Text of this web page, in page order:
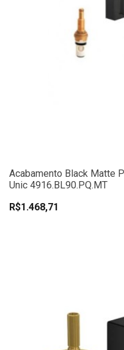
Acabamento Black Matte
Unic 4916.BL90.PQ.MT
R$1.468,71